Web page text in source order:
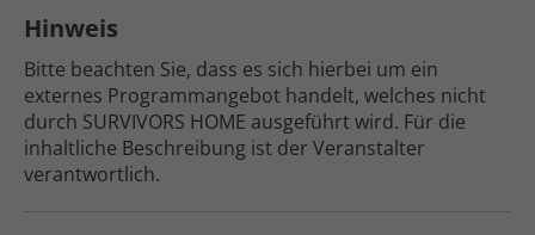
Hinweis
Bitte beachten Sie, dass es sich hierbei um ein
externes Programm­angebot handelt, welches nicht
durch SURVIVORS HOME ausgeführt wird. Für die
inhaltliche Beschrei­bung ist der Veranstalter
verantwortlich.